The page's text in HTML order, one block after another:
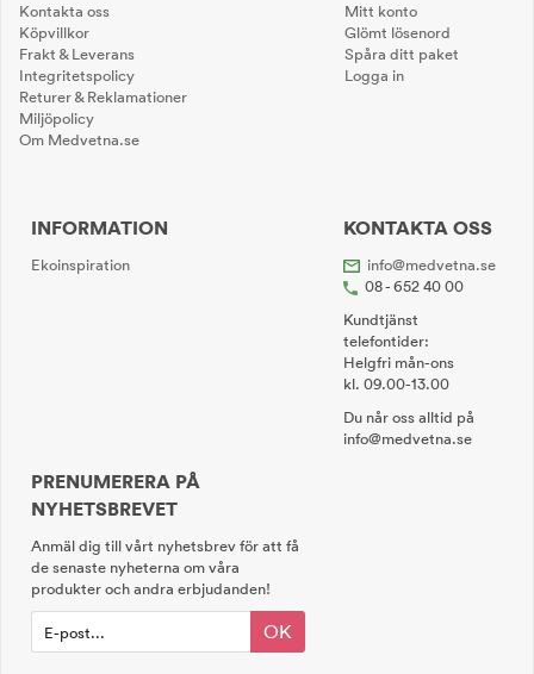
Kontakta oss
Köpvillkor
Frakt & Leverans
Integritetspolicy
Returer & Reklamationer
Miljöpolicy
Om Medvetna.se
Mitt konto
Glömt lösenord
Spåra ditt paket
Logga in
INFORMATION
Ekoinspiration
KONTAKTA OSS
info@medvetna.se
08 - 652 40 00
Kundtjänst
telefontider:
Helgfri mån-ons
kl. 09.00-13.00
Du når oss alltid på
info@medvetna.se
PRENUMERERA PÅ
NYHETSBREVET
Anmäl dig till vårt nyhetsbrev för att få
de senaste nyheterna om våra
produkter och andra erbjudanden!
OK